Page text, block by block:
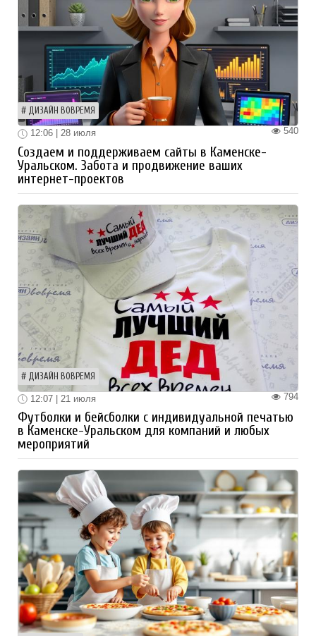
ДИЗАЙН ВОВРЕМЯ
540
12:06 | 28 июля
Создаем и поддерживаем сайты в Каменске-
Уральском. Забота и продвижение ваших
интернет-проектов
ДИЗАЙН ВОВРЕМЯ
794
12:07 | 21 июля
Футболки и бейсболки с индивидуальной печатью
в Каменске-Уральском для компаний и любых
мероприятий